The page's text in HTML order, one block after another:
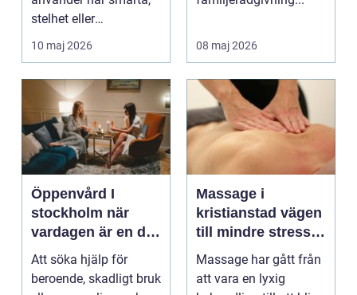
stelhet eller
återkommande värk
börjar...
10 maj 2026 08 maj 2026
Öppenvård I
stockholm när
vardagen är en del
av behandlingen
Att söka hjälp för
beroende, skadligt bruk
Massage i
kristianstad vägen
till mindre stress
och mer energi i
vardagen
Massage har gått från
att vara en lyxig